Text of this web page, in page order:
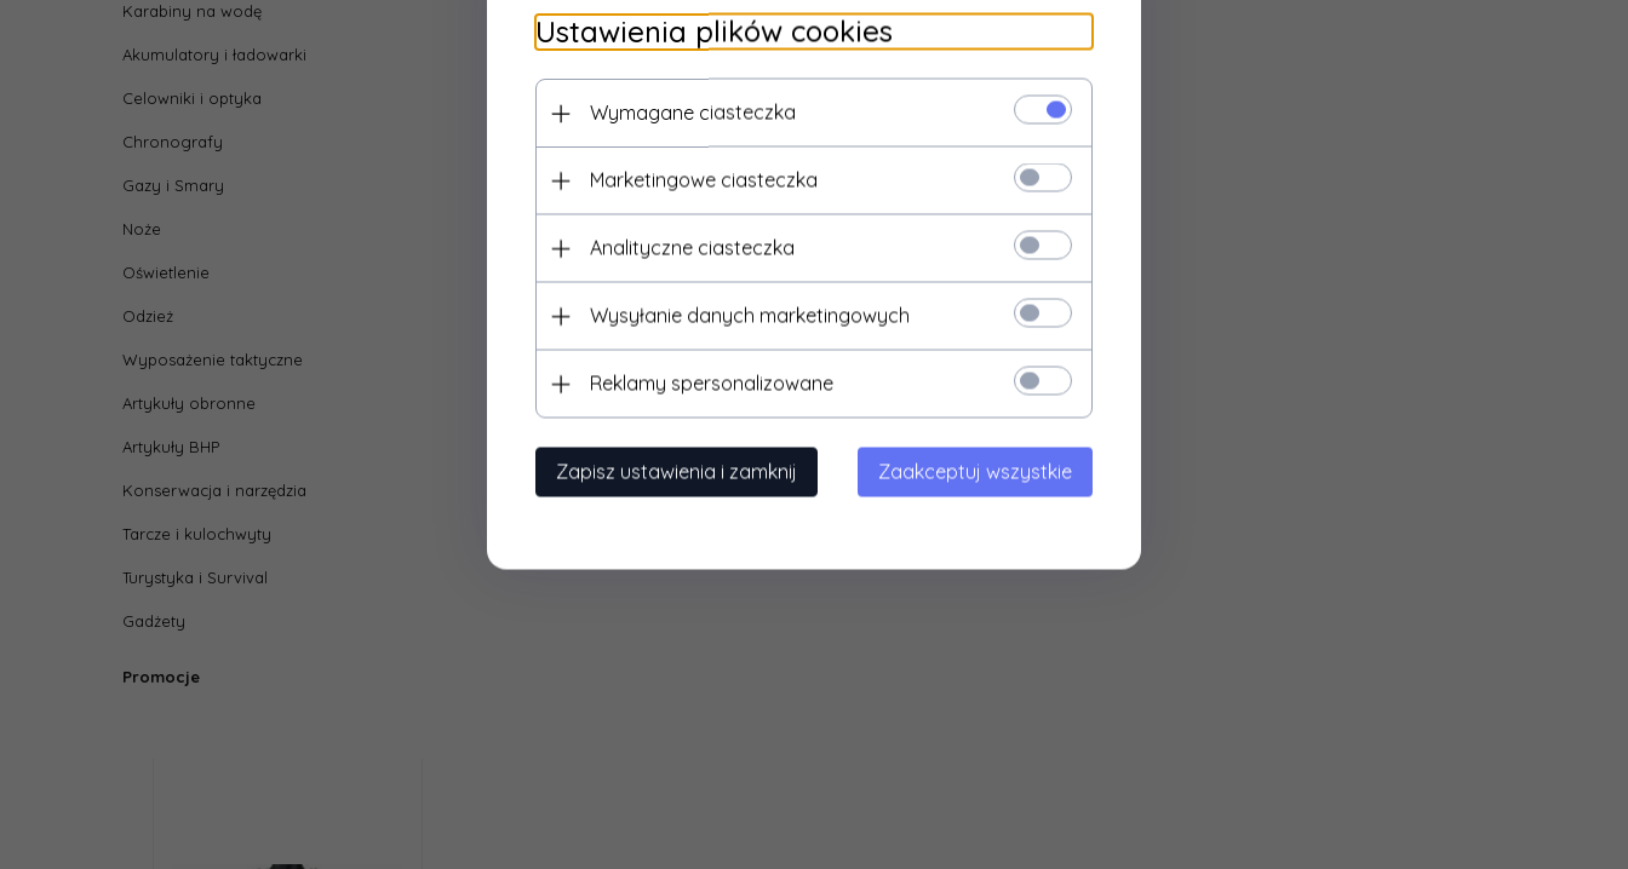
Karabiny na wodę
Akumulatory i ładowarki
Celowniki i optyka
Chronografy
Gazy i Smary
Noże
Oświetlenie
Odzież
Wyposażenie taktyczne
Artykuły obronne
Artykuły BHP
Konserwacja i narzędzia
Tarcze i kulochwyty
Turystyka i Survival
Gadżety
Promocje
Ustawienia plików cookies
Wymagane ciasteczka
Marketingowe ciasteczka
Analityczne ciasteczka
Wysyłanie danych marketingowych
Reklamy spersonalizowane
Zapisz ustawienia i zamknij Zaakceptuj wszystkie